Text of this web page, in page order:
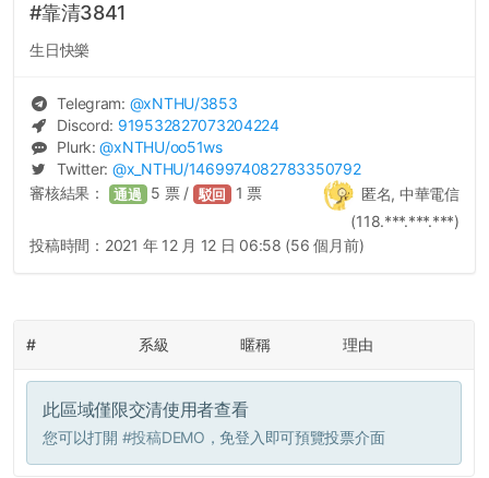
#靠清3841
生日快樂
Telegram: @xNTHU/3853
Discord: 919532827073204224
Plurk:@xNTHU/oo51ws
Twitter: @x_NTHU/1469974082783350792
匿名, 中華電信
(118.***.***.***)
審核結果： 通過 5 票 / 駁回 1 票
投稿時間： 2021 年 12 月 12 日 06:58 (56 個月前)
# 系級 暱稱 理由
此區域僅限交清使用者查看
您可以打開 #投稿DEMO ，免登入即可預覽投票介面